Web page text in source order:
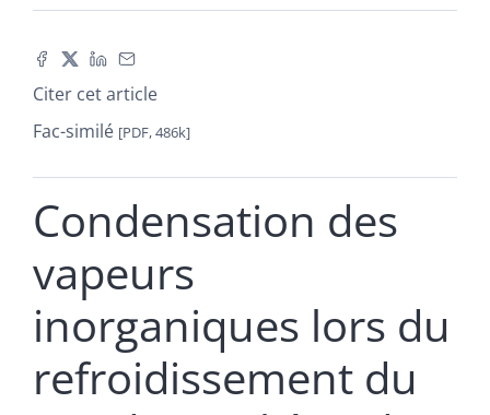
Citer cet article
Fac-similé [PDF, 486k]
Condensation des
vapeurs
inorganiques lors du
refroidissement du